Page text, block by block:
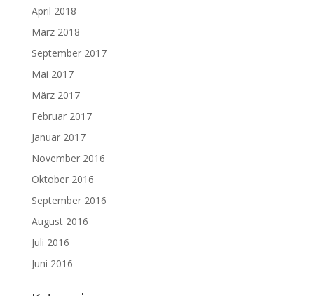
April 2018
März 2018
September 2017
Mai 2017
März 2017
Februar 2017
Januar 2017
November 2016
Oktober 2016
September 2016
August 2016
Juli 2016
Juni 2016